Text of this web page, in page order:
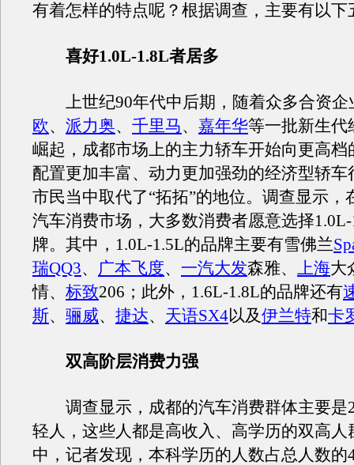
有着怎样的特点呢？根据调查，主要有以下
喜好1.0L-1.8L者居多
上世纪90年代中后期，随着众多合资企
欧、 派力奥、 千里马、 嘉年华等一批新生代
崛起，成都市场上的主力轿车开始向更高档
配置更加丰富、动力更加强劲的经济型轿车
市民当中取代了“拓拓”的地位。调查显示，
汽车消费市场，大多数消费者愿意选择
牌。其中，1.0L-1.5L的品牌主要有雪佛兰
瑞QQ3、 广本飞度、 一汽大发森雅、 上海大
情、 标致206；此外，1.6L-1.8L的品牌还有
斯、 骊威、 捷达、 天语SX4以及伊兰特和卡
双高阶层消费力强
调查显示，成都的汽车消费群体主要是
轻人，这些人都是高收入、高学历的双高人
中，记者发现，本科学历的人数占总人数的